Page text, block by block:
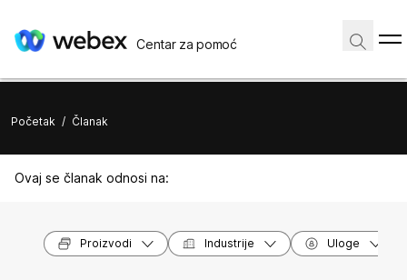
Centar za pomoć
Početak / Članak
Ovaj se članak odnosi na:
Proizvodi Industrije Uloge